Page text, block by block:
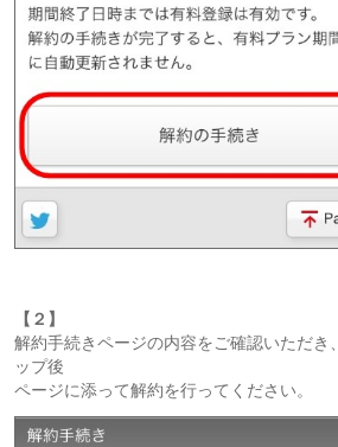
【２】
解約手続きページの内容をご確認いただき、
ップ後
ページに添って解約を行ってください。